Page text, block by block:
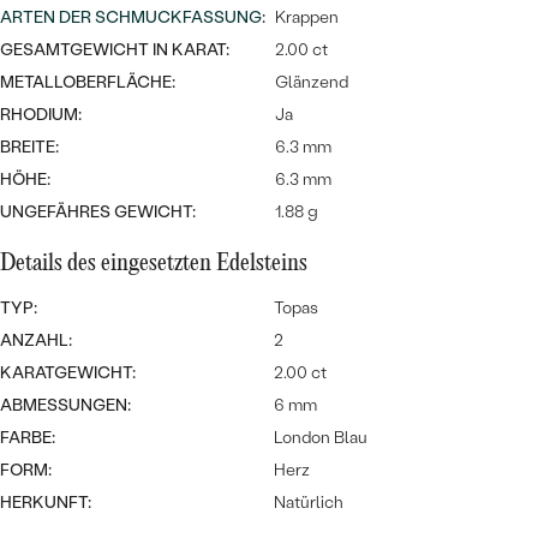
Meistverkaufte
Eheringe
MIT EDELSTEIN
GOLD
PLATIN
EDELSTEINSCHMUCK
SCHMUCK MIT LAB GROWN
DIAMANTEN
PERLENSCHMUCK
NACH STYL
SYMBOLISCH
MINIMALISTISCH
NACH ANLASS
PREISWERTE
LUXURIÖSE
LUXURIÖSE
ARTEN DER SCHMUCKFASSUNG: Krappen
GESAMTGEWICHT IN KARAT:
2.00 ct
METALLOBERFLÄCHE:
Glänzend
RHODIUM:
Ja
BREITE:
6.3 mm
HÖHE:
6.3 mm
UNGEFÄHRES GEWICHT:
1.88 g
Details des eingesetzten Edelsteins
TYP:
Topas
ANZAHL:
2
KARATGEWICHT:
2.00 ct
ABMESSUNGEN:
6 mm
FARBE:
London Blau
FORM:
Herz
HERKUNFT:
Natürlich